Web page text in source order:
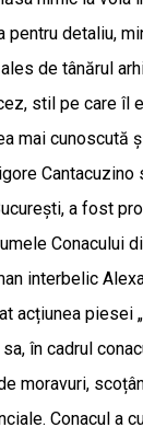
pentru detaliu,
de tânărul
stil pe care îl
mai cunoscută
Cantacuzino
a fost
Conacului
interbelic
acțiunea piesei
în cadrul
moravuri,
Conacul a